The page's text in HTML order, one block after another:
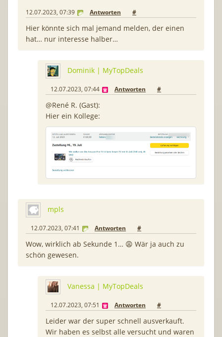
12.07.2023, 07:39 Antworten #
Hier könnte sich mal jemand melden, der einen
hat… nur interesse halber…
Dominik | MyTopDeals
12.07.2023, 07:44 Antworten #
@René R. (Gast):
Hier ein Kollege:
mpls
12.07.2023, 07:41 Antworten #
Wow, wirklich ab Sekunde 1… 😩 Wär ja auch zu
schön gewesen.
Vanessa | MyTopDeals
12.07.2023, 07:51 Antworten #
Leider war der super schnell ausverkauft.
Wir haben es selbst alle versucht und waren